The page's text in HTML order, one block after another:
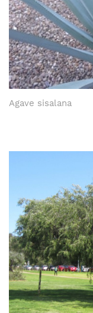
Agave sisalana